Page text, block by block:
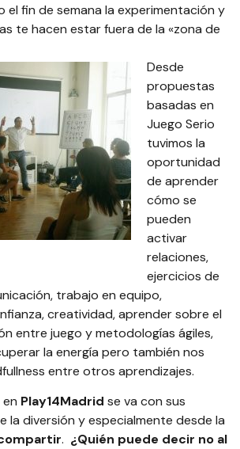
el fin de semana la experimentación y
te hacen estar fuera de la «zona de
Desde
propuestas
basadas en
Juego Serio
tuvimos la
oportunidad
de aprender
cómo se
pueden
activar
relaciones,
ejercicios de
trabajo en equipo,
creatividad, aprender sobre el
entre juego y metodologías ágiles,
la energía pero también nos
entre otros aprendizajes.
Play14Madrid se va con sus
la diversión y especialmente desde la
. ¿Quién puede decir no al